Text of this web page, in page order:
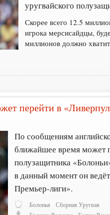
уругвайского
Скорее всего 12.5
игрока мерсисайдцы,
миллионов должно
перейти в
По сообщениям
ближайшее время может
полузащитника
в данный момент он
Премьер-лиги».
Болонья
Сборная Уругвая